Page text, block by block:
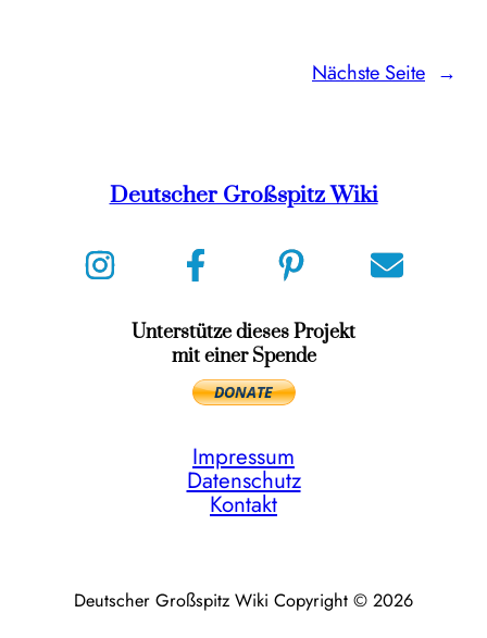
Nächste Seite →
Deutscher Großspitz Wiki
Unterstütze dieses Projekt
mit einer Spende
Impressum
Datenschutz
Kontakt
Deutscher Großspitz Wiki Copyright © 2026